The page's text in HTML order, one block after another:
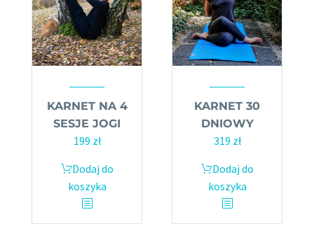
KARNET NA 4
SESJE JOGI
199 zł
Dodaj do
koszyka
KARNET 30
DNIOWY
319 zł
Dodaj do
koszyka